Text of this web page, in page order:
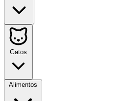
Gatos
Alimentos